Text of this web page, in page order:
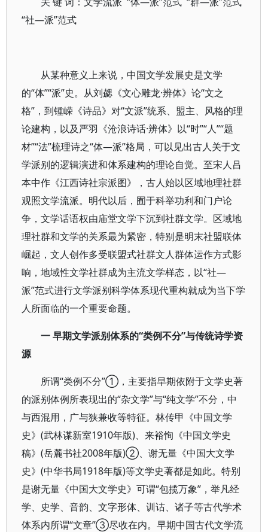
“社—派”范式
从某种意义上来说，中国文学发展史是文学
的“体”“派”史。从刘勰《文心雕龙·辨体》论“文之
格”，到锺嵘《诗品》对“文派”统系、盟主、风格的理
论建构，以及严羽《沧浪诗话·辨体》以“时”“人”“题
材”“法”梳理诗之“体—派”格局，可以见出古人关于文
学派别的逻辑演进和体系建构的理论自觉。至宋人吕
本中作《江西诗社宗派图》，古人始以区域地理社群
观照文学流派。明代以后，囿于科举功利和门户论
争，文学话语权由庙堂文学下沉到社群文学。区域地
理社群和文学的关系最为紧密，特别是明末社盟联体
崛起，文人创作多受联盟式社群文人群体运作方式影
响，地域性文学社群成为主流文学样态，以“社—
派”范式进行文学派别科学体系现代重构就成为当下学
人所面临的一个重要命题。
一 早期文学派别体系的“类例不分”与传统诗学资
源
所谓“类例不分”①，主要指早期依附于文学史著
的派别体例所表现出的“杂文学”与“纯文学”不分，中
与西混用，广与狭兼收等特征。林传甲《中国文学
史》(武林谋新室1910年版)、来裕恂《中国文学史
稿》(岳麓书社2008年版)②、谢无量《中国大文学
史》(中华书局1918年版)等文学史著都是如此。特别
是谢无量《中国大文学史》可谓“包揽万象”，举凡经
学、史学、音韵、文字形体、训诂、诸子等古代学术
体系内所谓“文章”③尽收在内。早期中国古代文学流